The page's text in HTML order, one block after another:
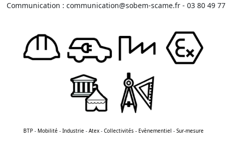
Communication : communication@sobem-scame.fr - 03 80 49 77
BTP - Mobilité - Industrie - Atex - Collectivités - Evènementiel - Sur-mesure